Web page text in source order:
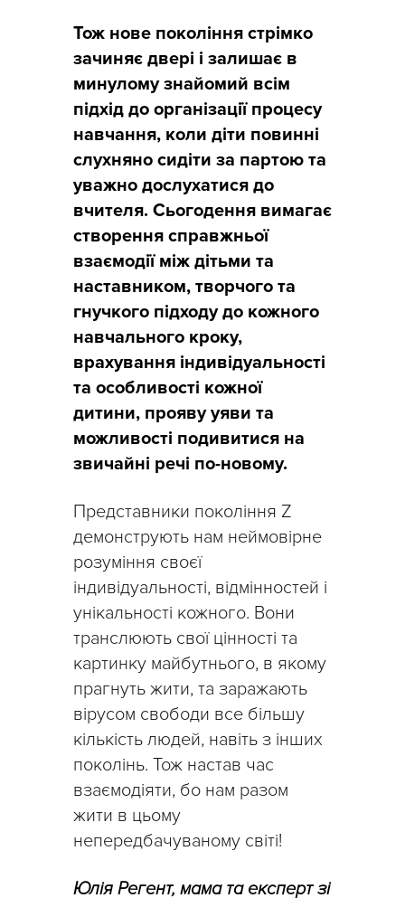
Тож нове покоління стрімко
зачиняє двері і залишає в
минулому знайомий всім
підхід до організації процесу
навчання, коли діти повинні
слухняно сидіти за партою та
уважно дослухатися до
вчителя. Сьогодення вимагає
створення справжньої
взаємодії між дітьми та
наставником, творчого та
гнучкого підходу до кожного
навчального кроку,
врахування індивідуальності
та особливості кожної
дитини, прояву уяви та
можливості подивитися на
звичайні речі по-новому.
Представники покоління Z
демонструють нам неймовірне
розуміння своєї
індивідуальності, відмінностей і
унікальності кожного. Вони
транслюють свої цінності та
картинку майбутнього, в якому
прагнуть жити, та заражають
вірусом свободи все більшу
кількість людей, навіть з інших
поколінь. Тож настав час
взаємодіяти, бо нам разом
жити в цьому
непередбачуваному світі!
Юлія Регент, мама та експерт зі